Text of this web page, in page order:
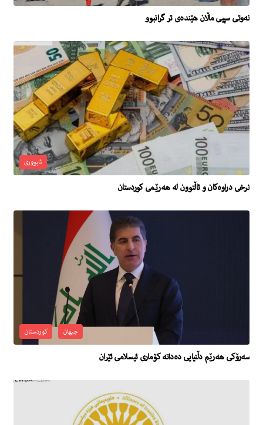
نه‌وتى سپیی ماڵان هێنده‌ى تر گرانبوو
ئابووری
نرخى دراوه‌كان و ئاڵتوون له‌ هه‌رێمى كوردستان
جیهان کوردستان
سەرۆكی هەرێم دڵنیایی دەداتە كۆماری ئیسلامی ئێران